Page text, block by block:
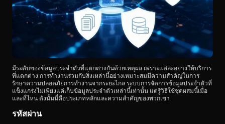
มีระดับของข้อมูลประจำตัวที่แตกต่างกันด้วยเหตุผล เพราะแต่ละอย่างให้บริการ
ที่แตกต่าง การทำงานร่วมกับสิ่งเหล่านี้อย่างเหมาะสมมีความสำคัญในการ
รักษาความปลอดภัยการทำงานจากระยะไกล ระบบการจัดการข้อมูลประจำตัวที่
แข็งแกร่งไม่เพียงแค่เก็บข้อมูลประจำตัวเหล่านี้เท่านั้น แต่รู้วิธีใช้ชุดผสมนี้เมื่อ
และที่ไหน ดังนั้นนี่คือประเภทหลักและความสำคัญของพวกเขา
รหัสผ่าน